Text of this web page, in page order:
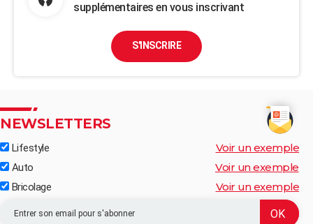
supplémentaires en vous inscrivant
S'INSCRIRE
NEWSLETTERS
Lifestyle Voir un exemple
Auto Voir un exemple
Bricolage Voir un exemple